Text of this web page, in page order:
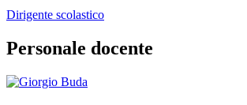
Dirigente scolastico
Personale docente